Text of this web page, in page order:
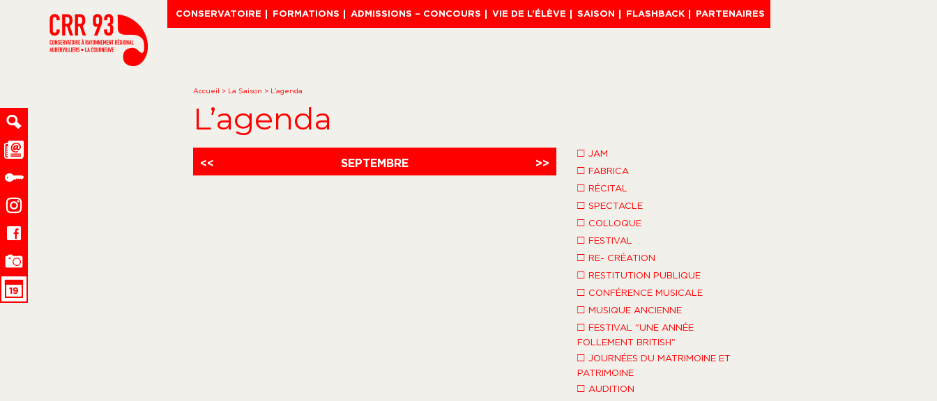
CONSERVATOIRE FORMATIONS ADMISSIONS – CONCOURS VIE DE L’ÉLÈVE SAISON FLASHBACK PARTENAIRES
Accueil > La Saison > L’agenda
L’agenda
<< SEPTEMBRE >>
□ JAM
□ FABRICA
□ RÉCITAL
□ SPECTACLE
□ COLLOQUE
□ FESTIVAL
□ RE- CRÉATION
□ RESTITUTION PUBLIQUE
□ CONFÉRENCE MUSICALE
□ MUSIQUE ANCIENNE
□ FESTIVAL "UNE ANNÉE
FOLLEMENT BRITISH"
□ JOURNÉES DU MATRIMOINE ET
PATRIMOINE
□ AUDITION